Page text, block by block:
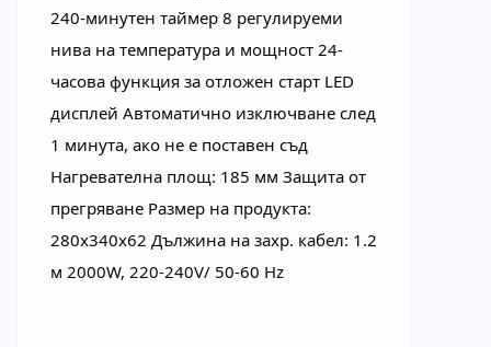
240-минутен таймер 8 регулируеми
нива на температура и мощност 24-
часова функция за отложен старт LED
дисплей Автоматично изключване след
1 минута, ако не е поставен съд
Нагревателна площ: 185 мм Защита от
прегряване Размер на продукта:
280x340x62 Дължина на захр. кабел: 1.2
м 2000W, 220-240V/ 50-60 Hz